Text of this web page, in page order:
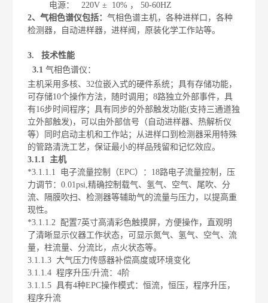
电源：
220V ± 10% ，
50-60HZ
2、气相色谱仪包括：气相色谱主机，各种进样口，各种
检测器，自动进样器，进样阀，原装化学工作站等。
3.
技术性能
3.1气相色谱仪：
主机采用多核、32位嵌入式的硬件系统；具有存储功能，
可存储10个操作方法，随时调用；8路独立外部事件，具
有16步时间程序；具有同步的外部触发功能(支持三通道独
立外部触发) ，可以由外部信号（自动进样器、热解析仪
等）同时启动主机和工作站；从进样口到检测器采用特殊
的管路清洗工艺，保证最小的样品残留和记忆效应。
3.1.1 主机
*3.1.1.1
电子流量控制（EPC）： 18路电子流量控制，压
力调节：0.01psi,精确控制载气、氢气、空气、尾吹、分
流、隔膜吹扫、检测器等辅助气的流量与压力，以提高重
现性。
*3.1.1.2 配置7英寸高清彩色触摸屏，方便操作，直观明
了清晰显示仪器工作状态，可显示氮气、氢气、空气、流
量，柱流量、分流比，点火状态等。
3.1.1.3 大气压力传感器补偿高度或环境变化
3.1.1.4 程序升压/升流：4阶
3.1.1.5 具有4种EPC操作模式：恒流，恒压，程序升压，
程序升流